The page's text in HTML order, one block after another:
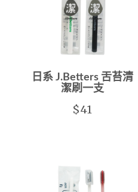
日系 J.Betters 舌苔清
潔刷一支
$41